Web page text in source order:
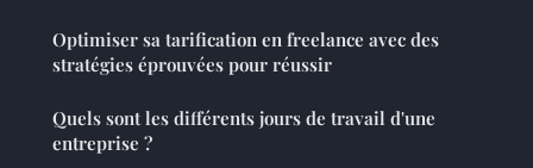
Optimiser sa tarification en freelance avec des
stratégies éprouvées pour réussir
Quels sont les différents jours de travail d'une
entreprise ?